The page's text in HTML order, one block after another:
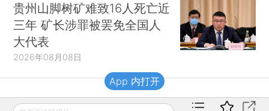
贵州山脚树矿难致16人死亡近
三年 矿长涉罪被罢免全国人
大代表
2026年08月08日
财新移动
App 内打开